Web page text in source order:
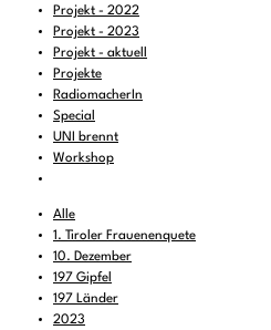
Projekt - 2022
Projekt - 2023
Projekt - aktuell
Projekte
RadiomacherIn
Special
UNI brennt
Workshop
Alle
1. Tiroler Frauenenquete
10. Dezember
197 Gipfel
197 Länder
2023